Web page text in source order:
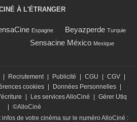
À L'ÉTRANGER
Espagne Beyazperde Turquie
Sensacine México Mexique
Recrutement Publicité CGU CGV
cookies Données Personnelles
Les services AlloCiné
Gérer Utiq
©AlloCiné
de votre cinéma sur le numéro AlloCiné :